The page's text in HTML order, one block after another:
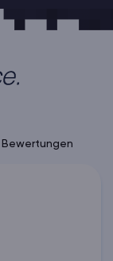
Bewertungen